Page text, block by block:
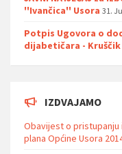
''Ivančica'' Usora 31.
Potpis Ugovora o
dijabetičara - Kruščik
IZDVAJAMO
Obavijest o
plana Općine Usora